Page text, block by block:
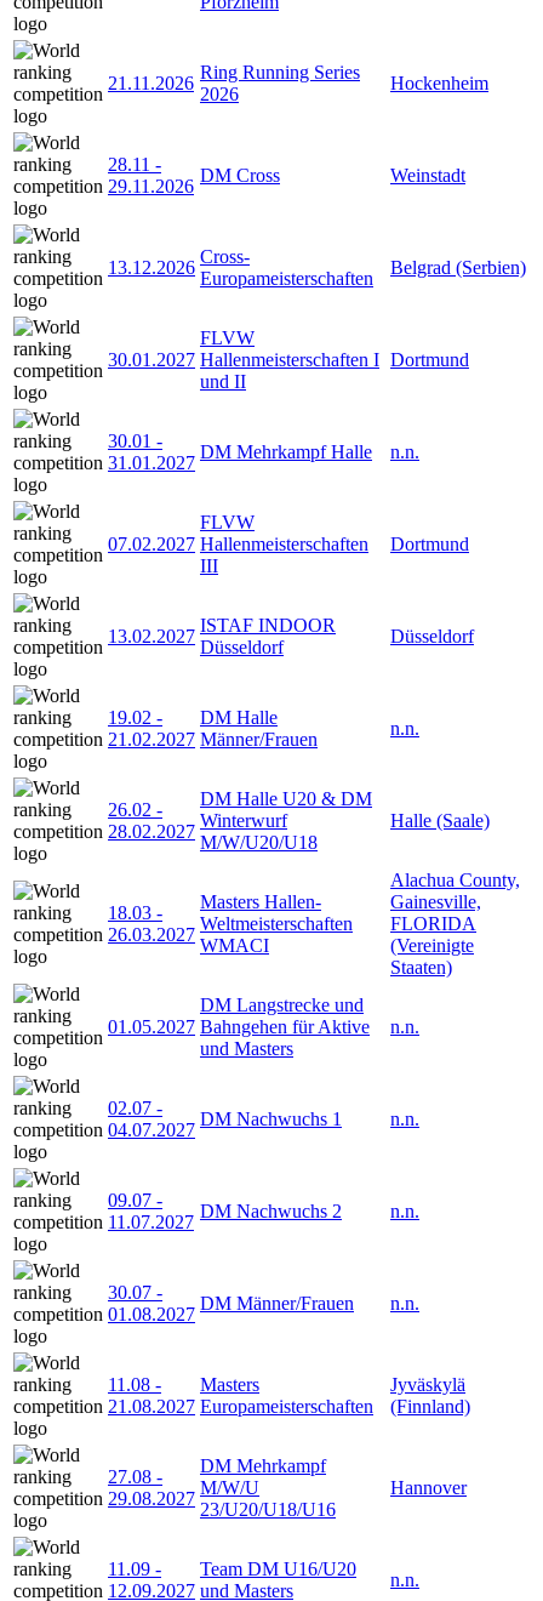
21.11.2026
Ring Running Series
2026
Hockenheim
28.11 -
29.11.2026
DM Cross Weinstadt
13.12.2026
Cross-
Europameisterschaften
Belgrad (Serbien)
30.01.2027
FLVW
Hallenmeisterschaften I
und II
Dortmund
30.01 -
31.01.2027
DM Mehrkampf Halle n.n.
07.02.2027
FLVW
Hallenmeisterschaften
III
Dortmund
13.02.2027
ISTAF INDOOR
Düsseldorf
Düsseldorf
19.02 -
21.02.2027
DM Halle
Männer/Frauen
n.n.
26.02 -
28.02.2027
DM Halle U20 & DM
Winterwurf
M/W/U20/U18
Halle (Saale)
18.03 -
26.03.2027
Masters Hallen-
Weltmeisterschaften
WMACI
Alachua County,
Gainesville,
FLORIDA
(Vereinigte
Staaten)
01.05.2027
DM Langstrecke und
Bahngehen für Aktive
und Masters
n.n.
02.07 -
04.07.2027
DM Nachwuchs 1 n.n.
09.07 -
11.07.2027
DM Nachwuchs 2 n.n.
30.07 -
01.08.2027
DM Männer/Frauen n.n.
11.08 -
21.08.2027
Masters
Europameisterschaften
Jyväskylä
(Finnland)
27.08 -
29.08.2027
DM Mehrkampf
M/W/U
23/U20/U18/U16
Hannover
11.09 -
12.09.2027
Team DM U16/U20
und Masters
n.n.